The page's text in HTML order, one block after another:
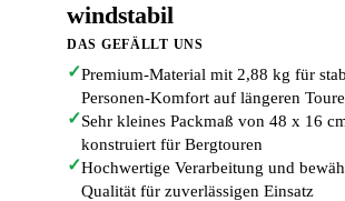
windstabil
DAS GEFÄLLT UNS
✓Premium-Material mit 2,88 kg für
Personen-Komfort auf längeren
✓Sehr kleines Packmaß von 48 x 16
konstruiert für Bergtouren
✓Hochwertige Verarbeitung und
Qualität für zuverlässigen Einsatz